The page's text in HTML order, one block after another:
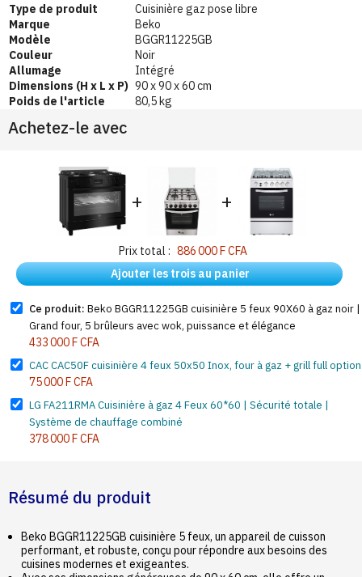
Type de produit
Cuisinière gaz pose libre
Marque
Beko
Modèle
BGGR11225GB
Couleur
Noir
Allumage
Intégré
Dimensions (H x L x P) 90 x 90 x 60 cm
Poids de l'article
80,5 kg
Achetez-le avec
+ +
Prix total : 886 000 F CFA
Ajouter les trois au panier
Ce produit: Beko BGGR11225GB cuisinière 5 feux 90X60 à gaz noir |
Grand four, 5 brûleurs avec wok, puissance et élégance
433 000 F CFA
CAC CAC50F cuisinière 4 feux 50x50 Inox, four à gaz + grill full option
75 000 F CFA
LG FA211RMA Cuisinière à gaz 4 Feux 60*60 | Sécurité totale |
Système de chauffage combiné
378 000 F CFA
Résumé du produit
Beko BGGR11225GB cuisinière 5 feux, un appareil de cuisson
performant, et robuste, conçu pour répondre aux besoins des
cuisines modernes et exigeantes.